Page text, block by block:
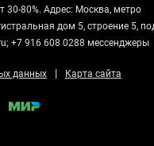
30-80%. Адрес: Москва, метро
дом 5, строение 5,
+7 916 608 0288 мессенджеры
данных | Карта сайта